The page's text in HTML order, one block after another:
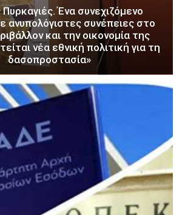
Ένα συνεχιζόμενο
ανυπολόγιστες συνέπειες στο
και την οικονομία της
νέα εθνική πολιτική για τη
δασοπροστασία»